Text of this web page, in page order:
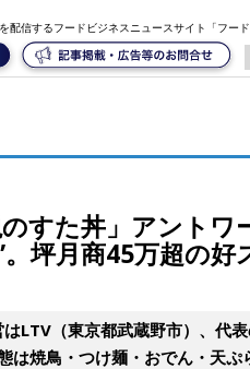
配信するフードビジネスニュースサイト「フー
すた丼」アントワ
坪月商45万超の
LTV（東京都武蔵野市）、代
焼鳥・つけ麺・おでん・天